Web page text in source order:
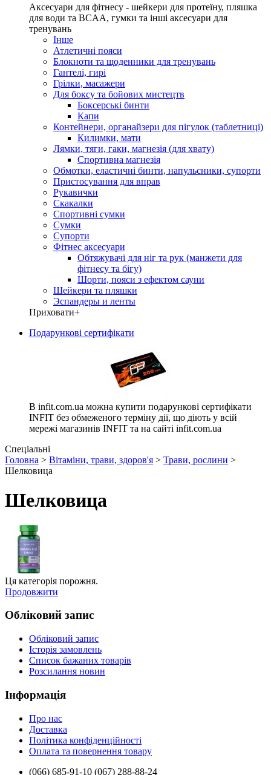
Аксесуари для фітнесу - шейкери для протеїну, пляшка
для води та BCAA, гумки та інші аксесуари для
тренувань
Інше
Атлетичні пояси
Блокноти та щоденники для тренувань
Гантелі, гирі
Грілки, масажери
Для боксу та бойових мистецтв
Боксерські бинти
Капи
Контейнери, органайзери для пігулок (таблетниці)
Килимки, мати
Лямки, тяги, гаки, магнезія (для хвату)
Спортивна магнезія
Обмотки, еластичні бинти, напульсники, супорти
Пристосування для вправ
Рукавички
Скакалки
Спортивні сумки
Сумки
Супорти
Фітнес аксесуари
Обтяжувачі для ніг та рук (манжети для
фітнесу та бігу)
Шорти, пояси з ефектом сауни
Шейкери та пляшки
Эспандеры и ленты
Приховати+
Подарункові сертифікати
В infit.com.ua можна купити подарункові сертифікати
INFIT без обмеженого терміну дії, що діють у всій
мережі магазинів INFIT та на сайті infit.com.ua
Спеціальні
Головна > Вітаміни, трави, здоров'я > Трави, рослини >
Шелковица
Шелковица
Ця категорія порожня.
Продовжити
Обліковий запис
Обліковий запис
Історія замовлень
Список бажаних товарів
Розсилання новин
Інформація
Про нас
Доставка
Політика конфіденційності
Оплата та повернення товару
(066) 685-91-10 (067) 288-88-24